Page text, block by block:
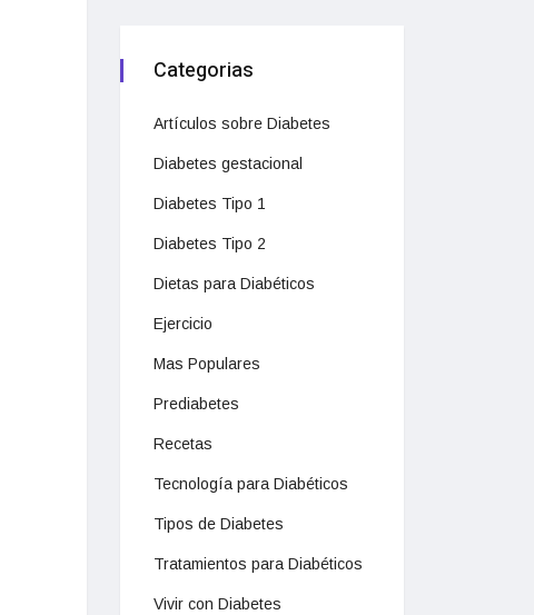
Categorias
Artículos sobre Diabetes
Diabetes gestacional
Diabetes Tipo 1
Diabetes Tipo 2
Dietas para Diabéticos
Ejercicio
Mas Populares
Prediabetes
Recetas
Tecnología para Diabéticos
Tipos de Diabetes
Tratamientos para Diabéticos
Vivir con Diabetes